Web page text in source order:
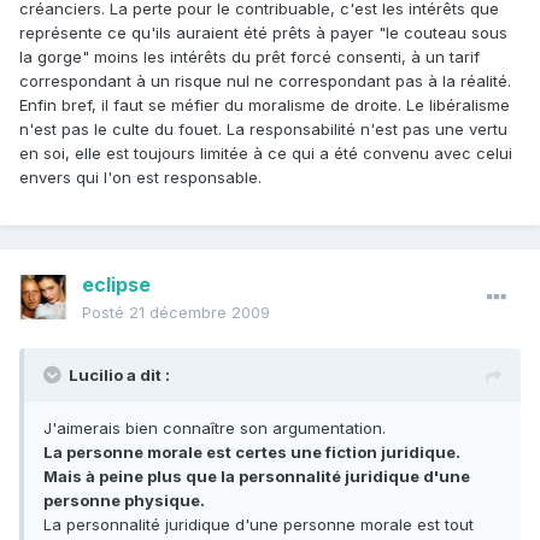
créanciers. La perte pour le contribuable, c'est les intérêts que
représente ce qu'ils auraient été prêts à payer "le couteau sous
la gorge" moins les intérêts du prêt forcé consenti, à un tarif
correspondant à un risque nul ne correspondant pas à la réalité.
Enfin bref, il faut se méfier du moralisme de droite. Le libéralisme
n'est pas le culte du fouet. La responsabilité n'est pas une vertu
en soi, elle est toujours limitée à ce qui a été convenu avec celui
envers qui l'on est responsable.
eclipse
Posté 21 décembre 2009
Lucilio a dit :
J'aimerais bien connaître son argumentation.
La personne morale est certes une fiction juridique.
Mais à peine plus que la personnalité juridique d'une
personne physique.
La personnalité juridique d'une personne morale est tout